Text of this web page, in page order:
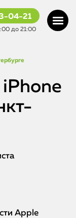
04-21
до 21:00
Apple